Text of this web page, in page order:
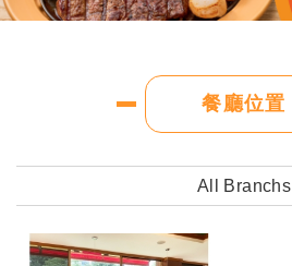
餐廳位置
All Branchs
追蹤清單